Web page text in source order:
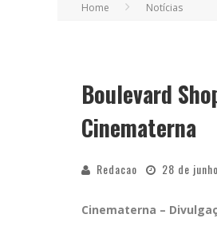
Home Notícias
Boulevard
Cinematerna
Redacao 28 de
Cinematerna –